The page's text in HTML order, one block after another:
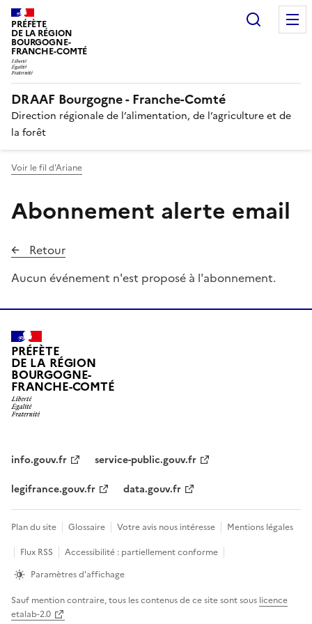
PRÉFÈTE
DE LA RÉGION
BOURGOGNE-
FRANCHE-COMTÉ
DRAAF Bourgogne - Franche-Comté
Direction régionale de l’alimentation, de l’agriculture et de
la forêt
Voir le fil d'Ariane
Abonnement alerte email
Retour
Aucun événement n'est proposé à l'abonnement.
PRÉFÈTE
DE LA RÉGION
BOURGOGNE-
FRANCHE-COMTÉ
info.gouv.fr
service-public.gouv.fr
legifrance.gouv.fr
data.gouv.fr
Plan du site Glossaire Votre avis nous intéresse
Mentions légales
Flux RSS
Accessibilité : partiellement conforme
Paramètres d'affichage
Sauf mention contraire, tous les contenus de ce site sont sous licence
etalab-2.0